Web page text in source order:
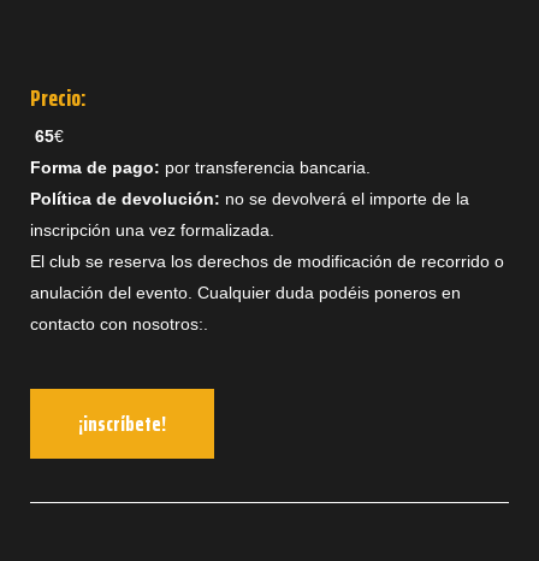
Precio:
65€
Forma de pago: por transferencia bancaria.
Política de devolución: no se devolverá el importe de la
inscripción una vez formalizada.
El club se reserva los derechos de modificación de recorrido o
anulación del evento. Cualquier duda podéis poneros en
contacto con nosotros:.
¡inscríbete!